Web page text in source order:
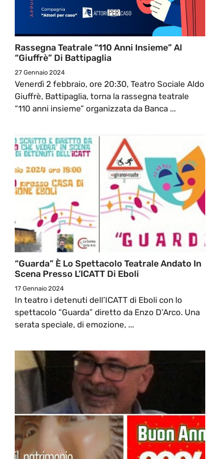
Rassegna Teatrale “110 Anni Insieme” Al
“Giuffrè” Di Battipaglia
27 Gennaio 2024
Venerdì 2 febbraio, ore 20:30, Teatro Sociale Aldo
Giuffrè, Battipaglia, torna la rassegna teatrale
“110 anni insieme” organizzata da Banca ...
“Guarda” È Lo Spettacolo Teatrale Andato In
Scena Presso L’ICATT Di Eboli
17 Gennaio 2024
In teatro i detenuti dell’ICATT di Eboli con lo
spettacolo “Guarda” diretto da Enzo D’Arco. Una
serata speciale, di emozione, ...